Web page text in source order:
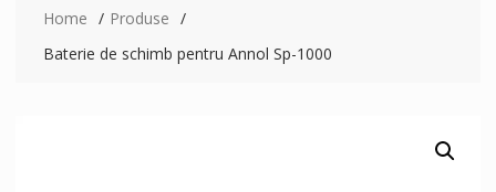
Home
Produse
Baterie de schimb pentru Annol Sp-1000